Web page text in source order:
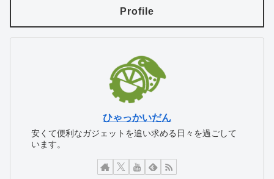
Profile
ひゃっかいだん
安くて便利なガジェットを追い求める日々を過ごして
います。